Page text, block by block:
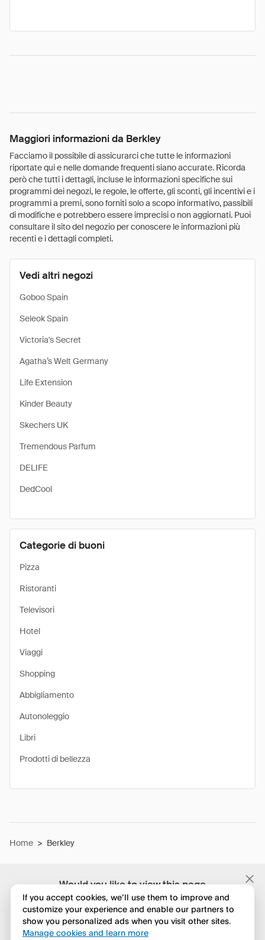
Would you like to view this page
in English?
No, continua a esplorare
Maggiori informazioni da Berkley
Facciamo il possibile di assicurarci che tutte le informazioni
riportate qui e nelle domande frequenti siano accurate. Ricorda
però che tutti i dettagli, incluse le informazioni specifiche sui
programmi dei negozi, le regole, le offerte, gli sconti, gli incentivi e i
programmi a premi, sono forniti solo a scopo informativo, passibili
di modifiche e potrebbero essere imprecisi o non aggiornati. Puoi
consultare il sito del negozio per conoscere le informazioni più
recenti e i dettagli completi.
Vedi altri negozi
Goboo Spain
Seleok Spain
Victoria's Secret
Agatha’s Welt Germany
Life Extension
Kinder Beauty
Skechers UK
Tremendous Parfum
DELIFE
DedCool
Categorie di buoni
Pizza
Ristoranti
Televisori
Hotel
Viaggi
Shopping
Abbigliamento
Autonoleggio
Libri
Prodotti di bellezza
Home > Berkley
If you accept cookies, we’ll use them to improve and
customize your experience and enable our partners to
show you personalized ads when you visit other sites.
Manage cookies and learn more